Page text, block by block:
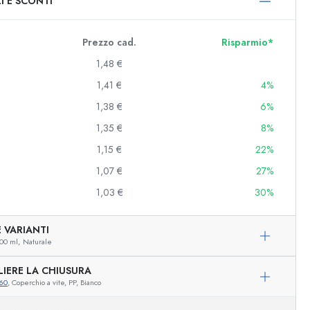
ml
ml
Prezzo cad.
Risparmio*
1,48 €
1,41 €
4%
1,38 €
6%
1,35 €
8%
1,15 €
22%
1,07 €
27%
1,03 € 30%
VARIANTI
ml, Naturale
LA CHIUSURA
, Coperchio a vite, PP, Bianco